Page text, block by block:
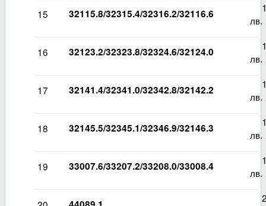
15 32115.8/32315.4/32316.2/32116.6
лв.
16 32123.2/32323.8/32324.6/32124.0
лв.
17 32141.4/32341.0/32342.8/32142.2
лв.
18 32145.5/32345.1/32346.9/32146.3
лв.
19 33007.6/33207.2/33208.0/33008.4
лв.